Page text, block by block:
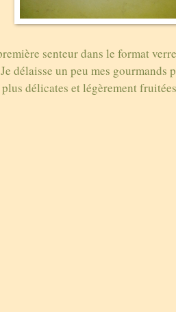
senteur dans le format
délaisse un peu mes gourmands
plus délicates et légèrement